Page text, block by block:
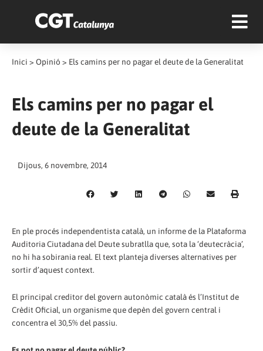
Inici > Opinió > Els camins per no pagar el deute de la Generalitat
Els camins per no pagar el
deute de la Generalitat
Dijous, 6 novembre, 2014
En ple procés independentista català, un informe de la Plataforma
Auditoria Ciutadana del Deute subratlla que, sota la ‘deutecràcia’,
no hi ha sobirania real. El text planteja diverses alternatives per
sortir d’aquest context.
El principal creditor del govern autonòmic català és l’Institut de
Crèdit Oficial, un organisme que depèn del govern central i
concentra el 30,5% del passiu.